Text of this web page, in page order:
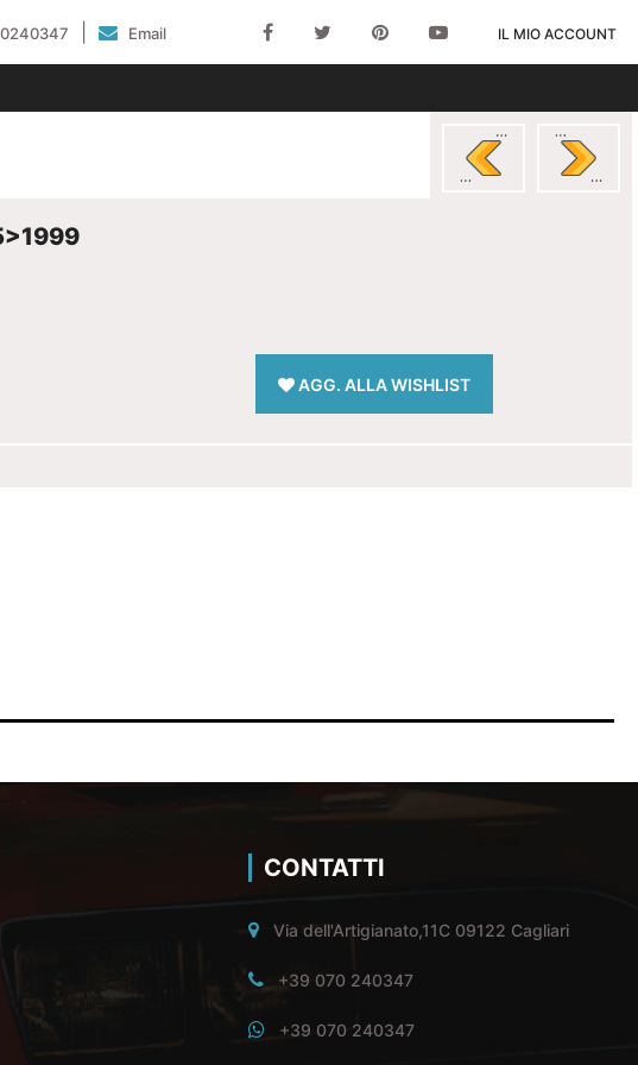
Email IL MIO ACCOUNT
AGG. ALLA WISHLIST
CONTATTI
Via dell'Artigianato,11C 09122 Cagliari
+39 070 240347
+39 070 240347